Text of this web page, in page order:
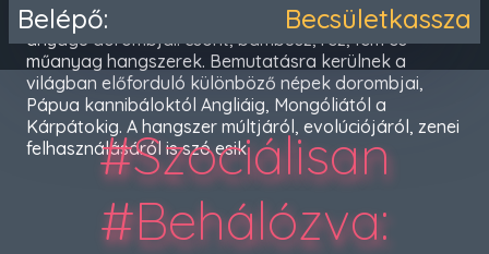
és megszólalnak a világ különböző formájú és
anyagú dorombjai: csont, bambusz, réz, fém és
műanyag hangszerek. Bemutatásra kerülnek a
világban előforduló különböző népek dorombjai,
Pápua kannibáloktól Angliáig, Mongóliától a
Kárpátokig. A hangszer múltjáról, evolúciójáról, zenei
felhasználásáról is szó esik.
Belépő:
Becsületkassza
#Szociálisan
#Behálózva: